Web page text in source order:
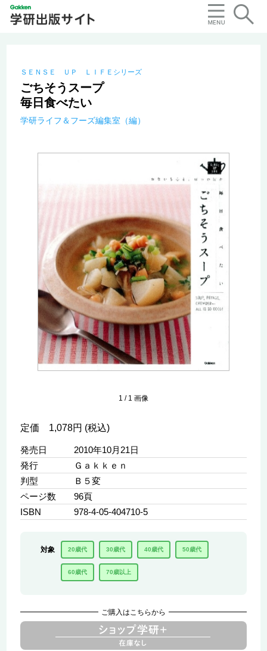
ＳＥＮＳＥ ＵＰ ＬＩＦＥシリーズ
ごちそうスープ
毎日食べたい
学研ライフ＆フーズ編集室（編）
1 / 1 画像
定価 1,078円 (税込)
発売日
2010年10月21日
発行
Ｇａｋｋｅｎ
判型
Ｂ５変
ページ数
96頁
ISBN
978-4-05-404710-5
対象 20歳代 30歳代 40歳代 50歳代
60歳代 70歳以上
ご購入はこちらから